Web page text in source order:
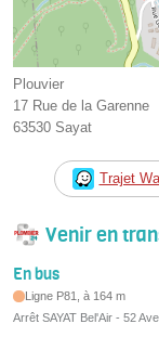
Plouvier
17 Rue de la Garenne
63530 Sayat
Trajet
Venir en
En bus
Ligne P81, à 164 m
Arrêt SAYAT Bel'Air - 52